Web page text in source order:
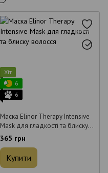
Хіт
6
6
Маска Elinor Therapy Intensive
Mask для гладкості та блиску
волосся 500 мл
365 грн
Купити